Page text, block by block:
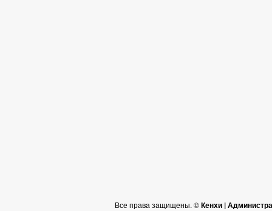
Все права защищены. ©Кенхи |